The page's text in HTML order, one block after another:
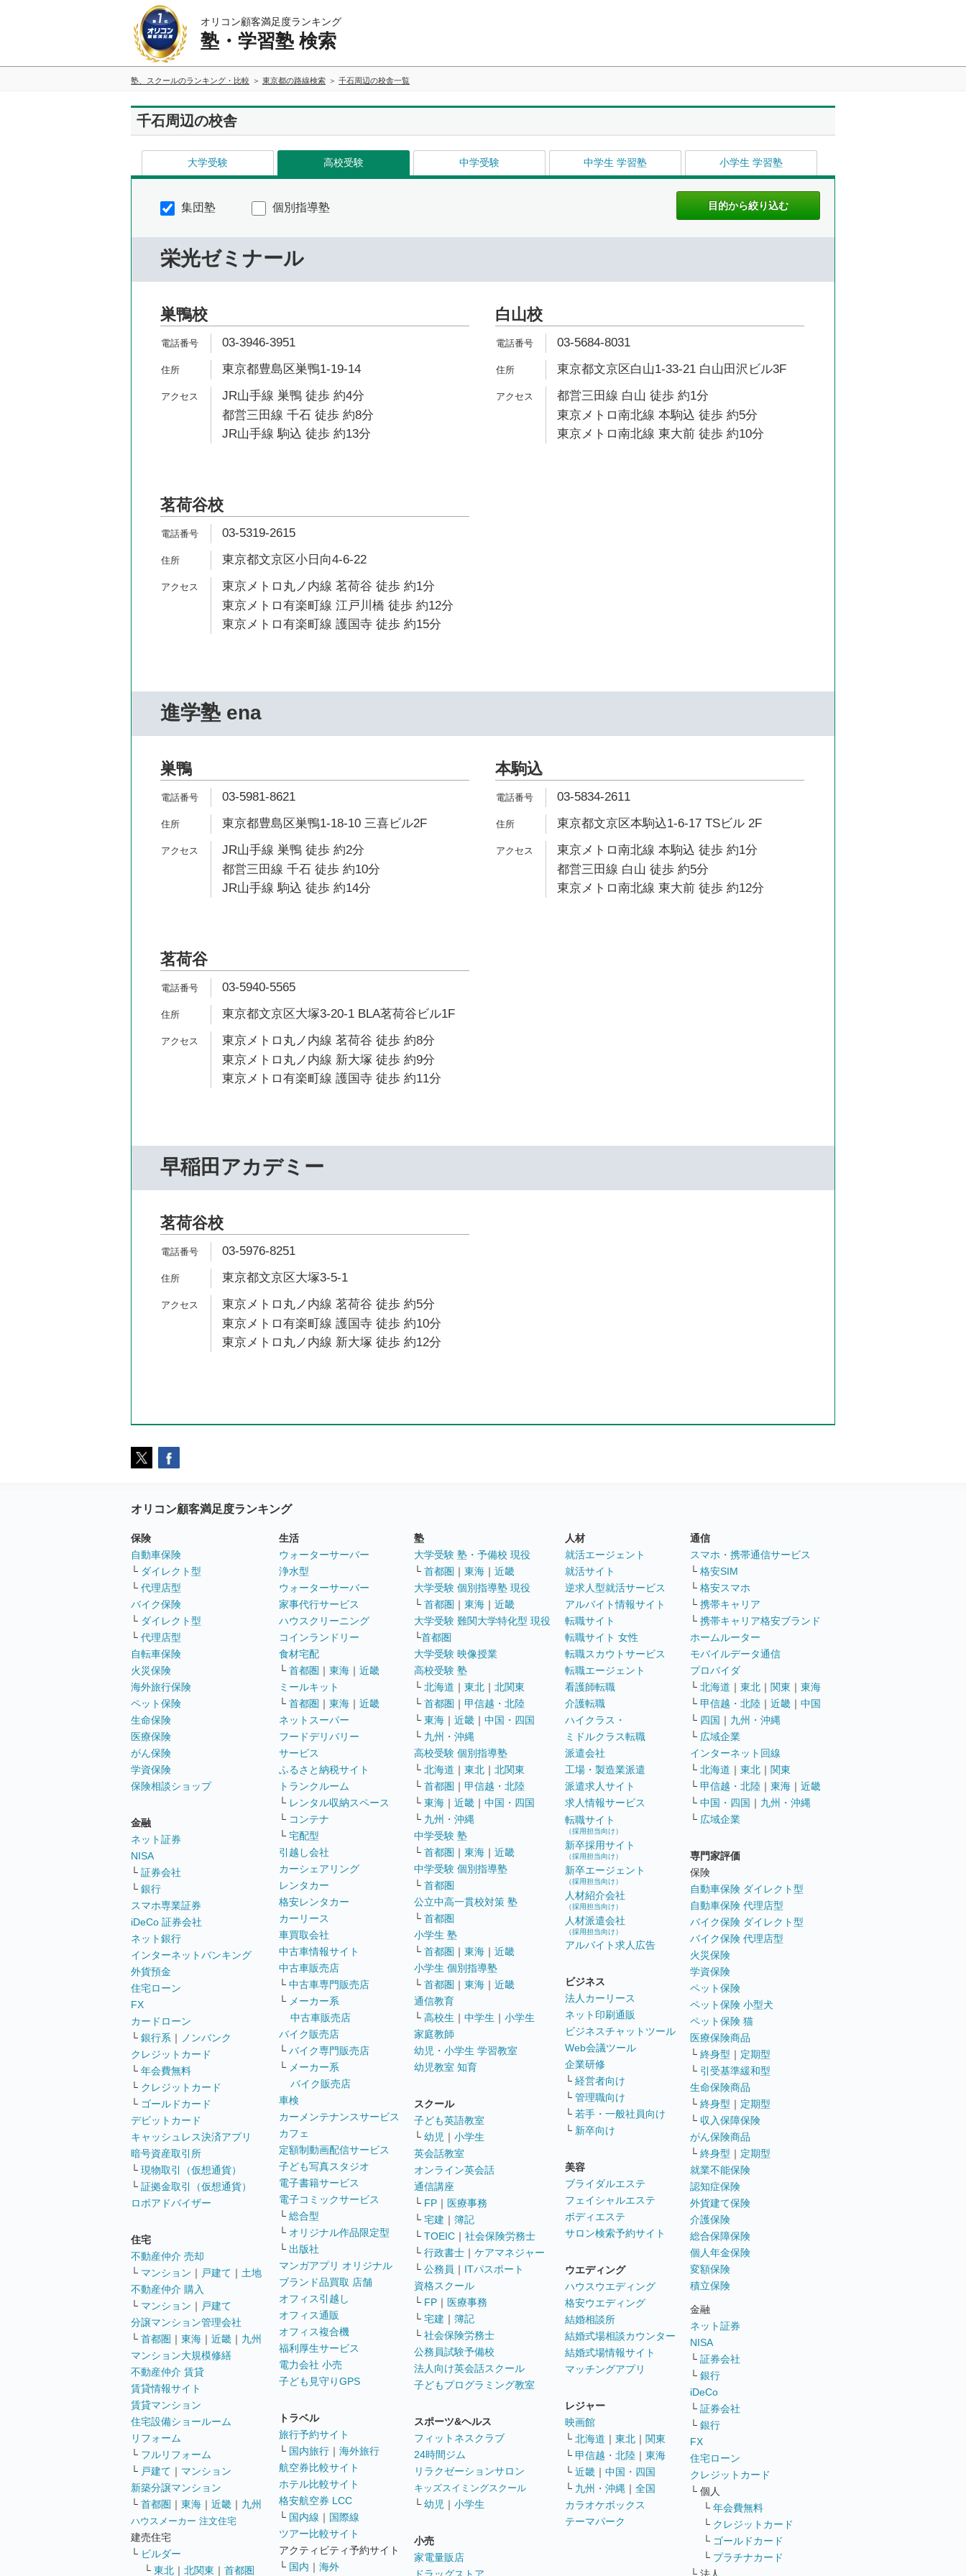
オリコン顧客満足度ランキング
塾・学習塾 検索
塾、スクールのランキング・比較 東京都の路線検索 千石周辺の校舎一覧
千石周辺の校舎
大学受験 高校受験 中学受験 中学生 学習塾 小学生 学習塾
集団塾 個別指導塾
栄光ゼミナール
巣鴨校
03-3946-3951
東京都豊島区巣鴨1-19-14
JR山手線 巣鴨 徒歩 約4分
都営三田線 千石 徒歩 約8分
JR山手線 駒込 徒歩 約13分
白山校
03-5684-8031
東京都文京区白山1-33-21 白山田沢ビル3F
都営三田線 白山 徒歩 約1分
東京メトロ南北線 本駒込 徒歩 約5分
東京メトロ南北線 東大前 徒歩 約10分
茗荷谷校
03-5319-2615
東京都文京区小日向4-6-22
東京メトロ丸ノ内線 茗荷谷 徒歩 約1分
東京メトロ有楽町線 江戸川橋 徒歩 約12分
東京メトロ有楽町線 護国寺 徒歩 約15分
進学塾 ena
巣鴨
03-5981-8621
東京都豊島区巣鴨1-18-10 三喜ビル2F
JR山手線 巣鴨 徒歩 約2分
都営三田線 千石 徒歩 約10分
JR山手線 駒込 徒歩 約14分
本駒込
03-5834-2611
東京都文京区本駒込1-6-17 TSビル 2F
東京メトロ南北線 本駒込 徒歩 約1分
都営三田線 白山 徒歩 約5分
東京メトロ南北線 東大前 徒歩 約12分
茗荷谷
03-5940-5565
東京都文京区大塚3-20-1 BLA茗荷谷ビル1F
東京メトロ丸ノ内線 茗荷谷 徒歩 約8分
東京メトロ丸ノ内線 新大塚 徒歩 約9分
東京メトロ有楽町線 護国寺 徒歩 約11分
早稲田アカデミー
茗荷谷校
03-5976-8251
東京都文京区大塚3-5-1
東京メトロ丸ノ内線 茗荷谷 徒歩 約5分
東京メトロ有楽町線 護国寺 徒歩 約10分
東京メトロ丸ノ内線 新大塚 徒歩 約12分
オリコン顧客満足度ランキング
保険
自動車保険
└ ダイレクト型
└ 代理店型
バイク保険
└ ダイレクト型
└ 代理店型
自転車保険
火災保険
海外旅行保険
ペット保険
生命保険
医療保険
がん保険
学資保険
保険相談ショップ
金融
ネット証券
NISA
└ 証券会社
└ 銀行
スマホ専業証券
iDeCo 証券会社
ネット銀行
インターネットバンキング
外貨預金
住宅ローン
FX
カードローン
└ 銀行系 ｜
ノンバンク
クレジットカード
└ 年会費無料
└ クレジットカード
└ ゴールドカード
デビットカード
キャッシュレス決済アプリ
暗号資産取引所
└ 現物取引（仮想通貨）
└ 証拠金取引（仮想通貨）
ロボアドバイザー
住宅
不動産仲介 売却
└ マンション ｜ 戸建て ｜ 土地
不動産仲介 購入
└ マンション ｜ 戸建て
分譲マンション管理会社
└ 首都圏 ｜ 東海 ｜ 近畿 ｜ 九州
マンション大規模修繕
不動産仲介 賃貸
賃貸情報サイト
賃貸マンション
住宅設備ショールーム
リフォーム
└ フルリフォーム
└ 戸建て ｜ マンション
新築分譲マンション
└ 首都圏 ｜ 東海 ｜ 近畿 ｜ 九州
ハウスメーカー 注文住宅
建売住宅
└ ビルダー
└ 東北 ｜ 北関東 ｜ 首都圏
生活
ウォーターサーバー
浄水型
ウォーターサーバー
家事代行サービス
ハウスクリーニング
コインランドリー
食材宅配
└ 首都圏 ｜ 東海 ｜ 近畿
ミールキット
└ 首都圏 ｜ 東海 ｜ 近畿
ネットスーパー
フードデリバリー
サービス
ふるさと納税サイト
トランクルーム
└ レンタル収納スペース
└ コンテナ
└ 宅配型
引越し会社
カーシェアリング
レンタカー
格安レンタカー
カーリース
車買取会社
中古車情報サイト
中古車販売店
└ 中古車専門販売店
└ メーカー系
中古車販売店
バイク販売店
└ バイク専門販売店
└ メーカー系
バイク販売店
車検
カーメンテナンスサービス
カフェ
定額制動画配信サービス
子ども写真スタジオ
電子書籍サービス
電子コミックサービス
└ 総合型
└ オリジナル作品限定型
└ 出版社
マンガアプリ オリジナル
ブランド品買取 店舗
オフィス引越し
オフィス通販
オフィス複合機
福利厚生サービス
電力会社 小売
子ども見守りGPS
トラベル
旅行予約サイト
└ 国内旅行 ｜ 海外旅行
航空券比較サイト
ホテル比較サイト
格安航空券 LCC
└ 国内線 ｜ 国際線
ツアー比較サイト
アクティビティ予約サイト
└ 国内 ｜ 海外
塾
大学受験 塾・予備校 現役
└ 首都圏 ｜ 東海 ｜ 近畿
大学受験 個別指導塾 現役
└ 首都圏 ｜ 東海 ｜ 近畿
大学受験 難関大学特化型 現役
└首都圏
大学受験 映像授業
高校受験 塾
└ 北海道 ｜ 東北 ｜ 北関東
└ 首都圏 ｜ 甲信越・北陸
└ 東海 ｜ 近畿 ｜ 中国・四国
└ 九州・沖縄
高校受験 個別指導塾
└ 北海道 ｜ 東北 ｜ 北関東
└ 首都圏 ｜ 甲信越・北陸
└ 東海 ｜ 近畿 ｜ 中国・四国
└ 九州・沖縄
中学受験 塾
└ 首都圏 ｜ 東海 ｜ 近畿
中学受験 個別指導塾
└ 首都圏
公立中高一貫校対策 塾
└ 首都圏
小学生 塾
└ 首都圏 ｜ 東海 ｜ 近畿
小学生 個別指導塾
└ 首都圏 ｜ 東海 ｜ 近畿
通信教育
└ 高校生 ｜ 中学生 ｜ 小学生
家庭教師
幼児・小学生 学習教室
幼児教室 知育
スクール
子ども英語教室
└ 幼児 ｜ 小学生
英会話教室
オンライン英会話
通信講座
└ FP ｜ 医療事務
└ 宅建 ｜ 簿記
└ TOEIC ｜ 社会保険労務士
└ 行政書士 ｜ ケアマネジャー
└ 公務員 ｜ ITパスポート
資格スクール
└ FP ｜ 医療事務
└ 宅建 ｜ 簿記
└ 社会保険労務士
公務員試験予備校
法人向け英会話スクール
子どもプログラミング教室
スポーツ&ヘルス
フィットネスクラブ
24時間ジム
リラクゼーションサロン
キッズスイミングスクール
└ 幼児 ｜ 小学生
小売
家電量販店
人材
就活エージェント
就活サイト
逆求人型就活サービス
アルバイト情報サイト
転職サイト
転職サイト 女性
転職スカウトサービス
転職エージェント
看護師転職
介護転職
ハイクラス・
ミドルクラス転職
派遣会社
工場・製造業派遣
派遣求人サイト
求人情報サービス
転職サイト
（採用担当向け）
新卒採用サイト
（採用担当向け）
新卒エージェント
（採用担当向け）
人材紹介会社
（採用担当向け）
人材派遣会社
（採用担当向け）
アルバイト求人広告
ビジネス
法人カーリース
ネット印刷通販
ビジネスチャットツール
Web会議ツール
企業研修
└ 経営者向け
└ 管理職向け
└ 若手・一般社員向け
└ 新卒向け
美容
ブライダルエステ
フェイシャルエステ
ボディエステ
サロン検索予約サイト
ウエディング
ハウスウエディング
格安ウエディング
結婚相談所
結婚式場相談カウンター
結婚式場情報サイト
マッチングアプリ
レジャー
映画館
└ 北海道 ｜ 東北 ｜ 関東
└ 甲信越・北陸 ｜ 東海
└ 近畿 ｜ 中国・四国
└ 九州・沖縄 ｜ 全国
カラオケボックス
テーマパーク
通信
スマホ・携帯通信サービス
└ 格安SIM
└ 格安スマホ
└ 携帯キャリア
└ 携帯キャリア格安ブランド
ホームルーター
モバイルデータ通信
プロバイダ
└ 北海道 ｜ 東北 ｜ 関東 ｜ 東海
└ 甲信越・北陸 ｜ 近畿 ｜ 中国
└ 四国 ｜ 九州・沖縄
└ 広域企業
インターネット回線
└ 北海道 ｜ 東北 ｜ 関東
└ 甲信越・北陸 ｜ 東海 ｜ 近畿
└ 中国・四国 ｜ 九州・沖縄
└ 広域企業
専門家評価
保険
自動車保険 ダイレクト型
自動車保険 代理店型
バイク保険 ダイレクト型
バイク保険 代理店型
火災保険
学資保険
ペット保険
ペット保険 小型犬
ペット保険 猫
医療保険商品
└ 終身型 ｜ 定期型
└ 引受基準緩和型
生命保険商品
└ 終身型 ｜ 定期型
└ 収入保障保険
がん保険商品
└ 終身型 ｜ 定期型
就業不能保険
認知症保険
外貨建て保険
介護保険
総合保障保険
個人年金保険
変額保険
積立保険
金融
ネット証券
NISA
└ 証券会社
└ 銀行
iDeCo
└ 証券会社
└ 銀行
FX
住宅ローン
クレジットカード
└ 個人
└ 年会費無料
└ クレジットカード
└ ゴールドカード
└ プラチナカード